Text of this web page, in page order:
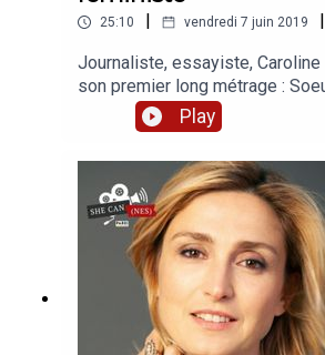
25:10 vendredi 7 juin 2019
Journaliste, essayiste,
son premier long métrage :
lequel des combattants kurdes
Daesh. Elle revient sur les
passage derrière la caméra et
cinéphile.Avec le soutien du CNC,
#EllesFontYoutube et Audiens
avec 50/50 x 2020, Causette, Brut.
PARDI productions, Maxime
RuszniewskiJournalistes : Iris
MeslinGénérique, post-
ChaumontSon : Florian Chaubet,
Kandelman
Play